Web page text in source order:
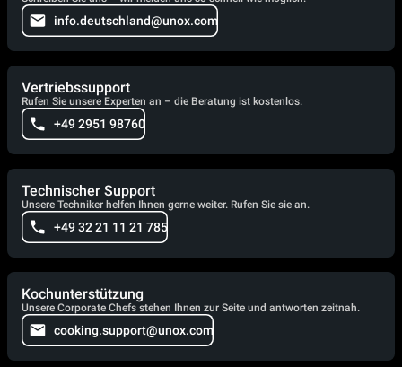
info.deutschland@unox.com
Vertriebssupport
Rufen Sie unsere Experten an – die Beratung ist kostenlos.
+49 2951 98760
Technischer Support
Unsere Techniker helfen Ihnen gerne weiter. Rufen Sie sie an.
+49 32 21 11 21 785
Kochunterstützung
Unsere Corporate Chefs stehen Ihnen zur Seite und antworten zeitnah.
cooking.support@unox.com